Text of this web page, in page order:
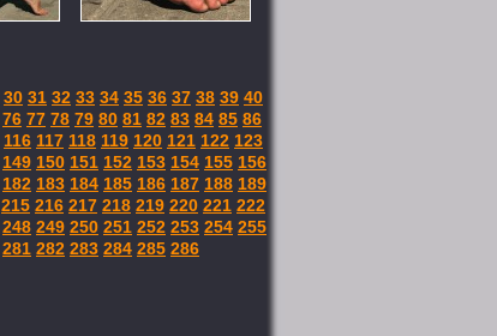
30 31 32 33 34 35 36 37 38 39 40
76 77 78 79 80 81 82 83 84 85 86
116 117 118 119 120 121 122 123
149 150 151 152 153 154 155 156
182 183 184 185 186 187 188 189
215 216 217 218 219 220 221 222
248 249 250 251 252 253 254 255
281 282 283 284 285 286